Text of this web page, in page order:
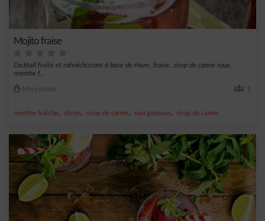
Mojito fraise
Cocktail fruité et rafraîchissant à base de rhum, fraise, sirop de canne roux,
menthe f...
Moyenne 1
menthe fraîche, citron, sirop de canne, eau gazeuse, sirop de canne